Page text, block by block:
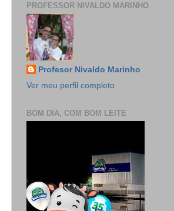
PROFESSOR NIVALDO MARINHO
Profesor Nivaldo Marinho
Ver meu perfil completo
BOM DIA, COM BOM LEITE